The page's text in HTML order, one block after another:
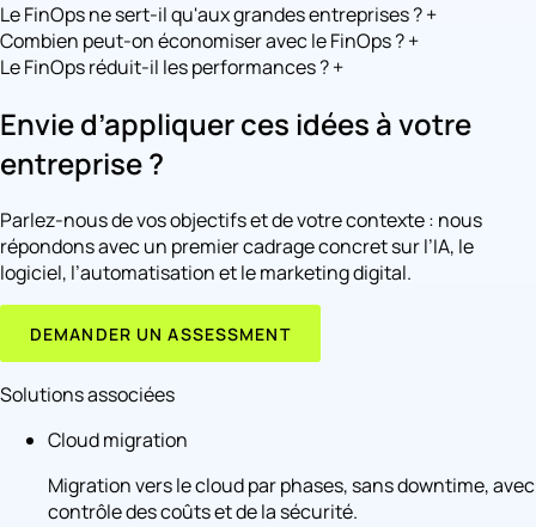
Le FinOps ne sert-il qu'aux grandes entreprises ?+
Combien peut-on économiser avec le FinOps ?+
Le FinOps réduit-il les performances ?+
Envie d’appliquer ces idées à votre
entreprise ?
Parlez-nous de vos objectifs et de votre contexte : nous
répondons avec un premier cadrage concret sur l’IA, le
logiciel, l’automatisation et le marketing digital.
DEMANDER UN ASSESSMENT
Solutions associées
Cloud migration
Migration vers le cloud par phases, sans downtime, avec
contrôle des coûts et de la sécurité.